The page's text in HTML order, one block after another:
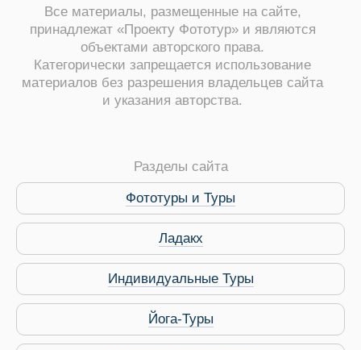
Путеводитель по
Все материалы, размещенные на сайте,
принадлежат «Проекту Фототур» и являются
объектами авторского права.
Категорически запрещается использование
материалов без разрешения владельцев сайта
и указания авторства.
Разделы сайта
Фототуры и Туры
Ладакх
Индивидуальные Туры
Йога-Туры